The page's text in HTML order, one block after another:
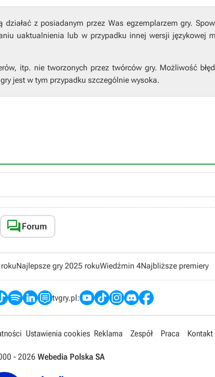
z posiadanym przez Was egzemplarzem gry.
uaktualnienia lub w przypadku innej wersji językowej
itp. nie tworzonych przez twórców gry. Możliwość
jest w tym przypadku szczególnie wysoka.
Forum
Najlepsze gry 2025 rokuWiedźmin 4Najbliższe premiery
tvgry.pl:
Ustawienia cookies Reklama Zespół Praca Kontakt
- 2026 Webedia Polska SA